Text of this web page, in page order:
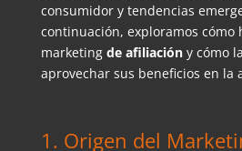
consumidor y tendencias
continuación, exploramos cómo
marketing de afiliación y cómo
aprovechar sus beneficios en la
1. Origen del